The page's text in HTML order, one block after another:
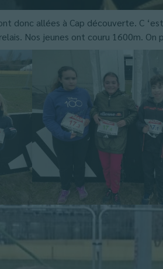
donc allées à Cap découverte. C
Nos jeunes ont couru 1600m.